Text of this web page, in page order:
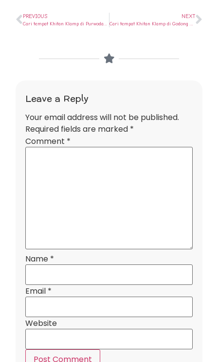
PREVIOUS NEXT
Leave a Reply
Your email address will not be published.
Required fields are marked *
Comment *
Name *
Email *
Website